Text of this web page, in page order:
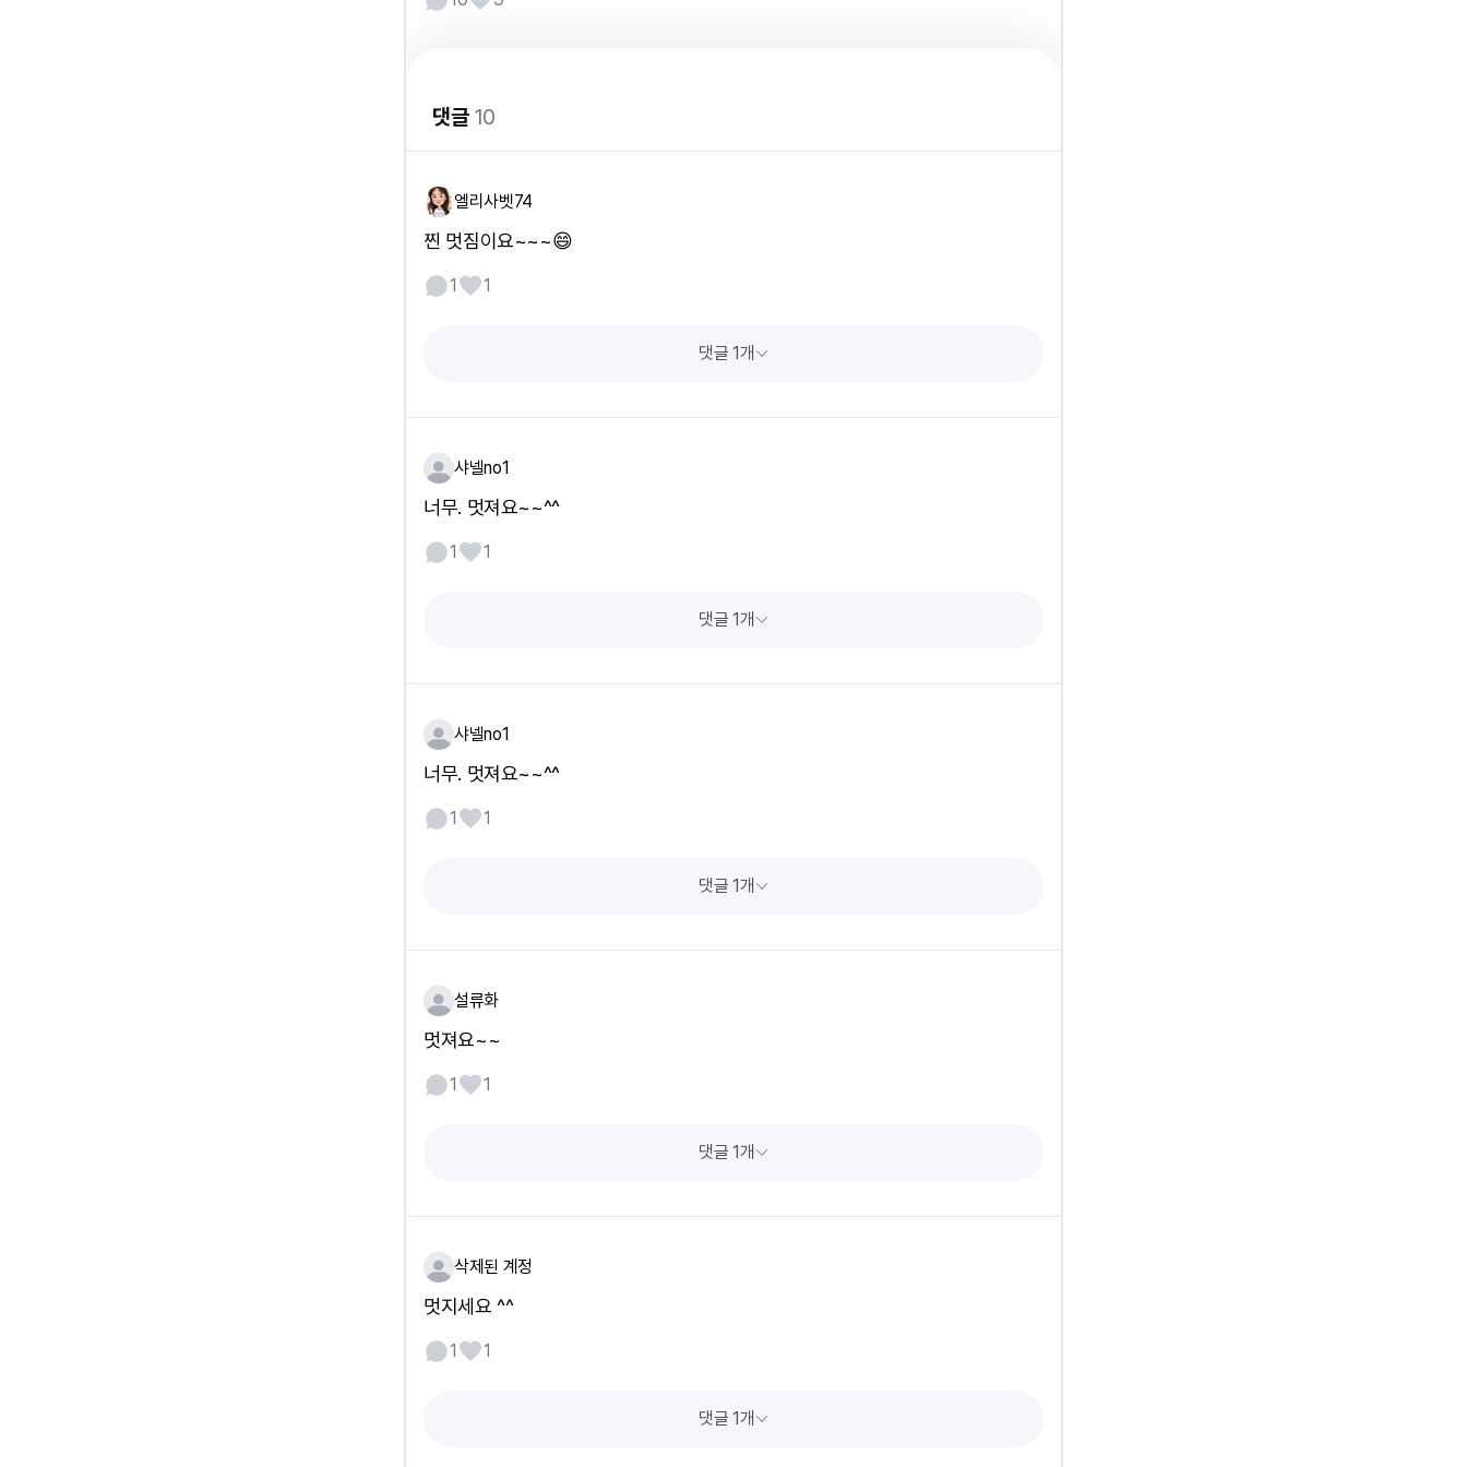
댓글10
엘리사벳74
찐 멋짐이요~~~😄
1 1
댓글 1개
샤넬no1
너무. 멋져요~~^^
1 1
댓글 1개
샤넬no1
너무. 멋져요~~^^
1 1
댓글 1개
설류화
멋져요~~
1 1
댓글 1개
삭제된 계정
멋지세요 ^^
1 1
댓글 1개